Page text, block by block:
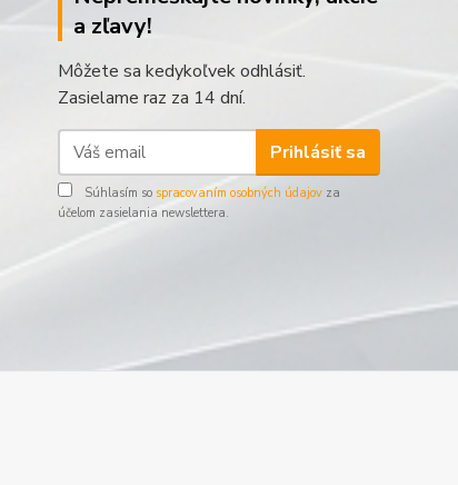
a zľavy!
Môžete sa kedykoľvek odhlásiť.
Zasielame raz za 14 dní.
Prihlásiť sa
Súhlasím so spracovaním osobných údajov za
účelom zasielania newslettera.